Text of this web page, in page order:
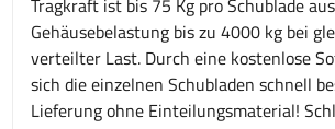
Gehäusebelastung bis zu 4000 kg bei
verteilter Last. Durch eine kostenlose
sich die einzelnen Schubladen schnell
Lieferung ohne Einteilungsmaterial!